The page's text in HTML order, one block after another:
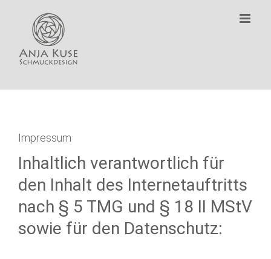
springen
Impressum
Inhaltlich verantwortlich für
den Inhalt des Internetauftritts
nach § 5 TMG und § 18 II MStV
sowie für den Datenschutz: